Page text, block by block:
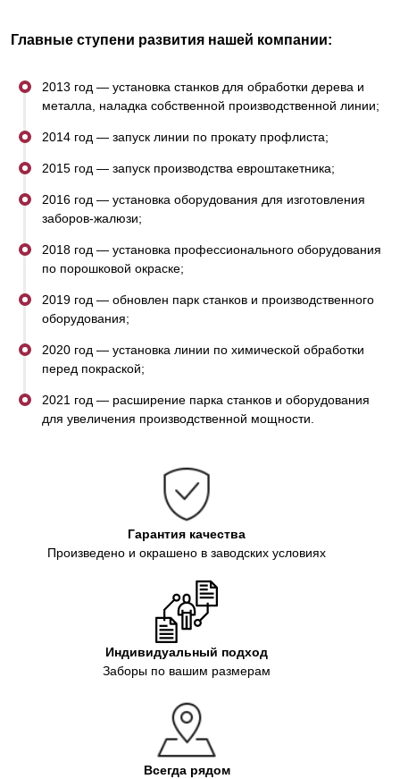
Российских металлургических комбинатов.
Новейшие разработки используемые при
создании всех типов товаров, постоянный
контроль качества готовых изделий, позволяет
нам выпускать только качественную продукцию.
Главные ступени развития нашей компании:
2013 год — установка станков для обработки дерева и
металла, наладка собственной производственной линии;
2014 год — запуск линии по прокату профлиста;
2015 год — запуск производства евроштакетника;
2016 год — установка оборудования для изготовления
заборов-жалюзи;
2018 год — установка профессионального оборудования
по порошковой окраске;
2019 год — обновлен парк станков и производственного
оборудования;
2020 год — установка линии по химической обработки
перед покраской;
2021 год — расширение парка станков и оборудования
для увеличения производственной мощности.
Гарантия качества
Произведено и окрашено в заводских условиях
Индивидуальный подход
Заборы по вашим размерам
Всегда рядом